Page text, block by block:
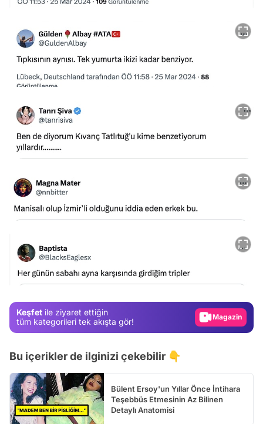
Keşfet ile ziyaret ettiğin
tüm kategorileri tek akışta gör!
Video
Video
Bu içerikler de ilginizi çekebilir 👇
Bülent Ersoy'un Yıllar Önce İntihara
Teşebbüs Etmesinin Az Bilinen
Detaylı Anatomisi